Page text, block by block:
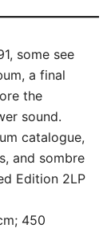
some see
a final
the
sound.
catalogue,
and sombre
Edition 2LP